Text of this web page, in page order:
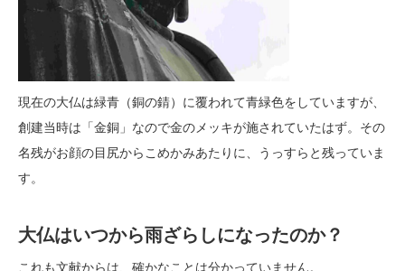
現在の大仏は緑青（銅の錆）に覆われて青緑色をしていますが、
創建当時は「金銅」なので金のメッキが施されていたはず。その
名残がお顔の目尻からこめかみあたりに、うっすらと残っていま
す。
大仏はいつから雨ざらしになったのか？
これも文献からは、確かなことは分かっていません。